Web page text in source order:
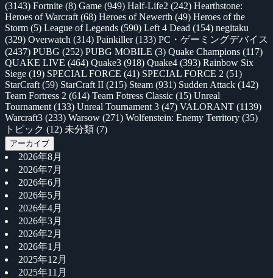
(3143) Fortnite (8) Game (949) Half-Life2 (242) Hearthstone:
Heroes of Warcraft (68) Heroes of Newerth (49) Heroes of the
Storm (5) League of Legends (590) Left 4 Dead (154) negitaku
(329) Overwatch (314) Painkiller(133) PC・ゲーミングデバイス
(2437) PUBG (252) PUBG MOBILE (3) Quake Champions (117)
QUAKE LIVE (464) Quake3 (918) Quake4 (393) Rainbow Six
Siege (19) SPECIAL FORCE (41) SPECIAL FORCE 2 (51)
StarCraft (59) StarCraft II (215) Steam (931) Sudden Attack (142)
Team Fortress 2 (614) Team Fotress Classic (15) Unreal
Tournament (133) Unreal Tournament 3 (47) VALORANT (1139)
Warcraft3 (233) Warsow (271) Wolfenstein: Enemy Territory (35)
トピック (12) 未分類 (7)
アーカイブ
2026年8月
2026年7月
2026年6月
2026年5月
2026年4月
2026年3月
2026年2月
2026年1月
2025年12月
2025年11月